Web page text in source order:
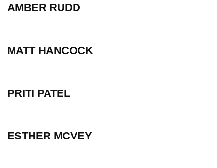
AMBER RUDD
MATT HANCOCK
PRITI PATEL
ESTHER MCVEY